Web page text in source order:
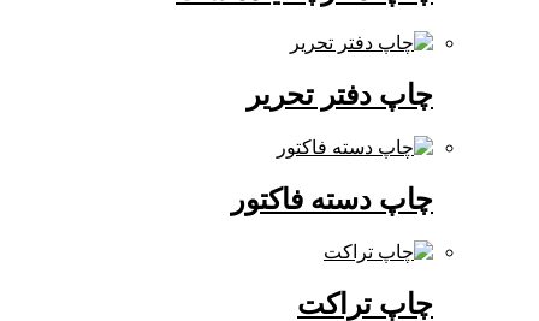
چاپ دفتر تحریر
چاپ دسته فاکتور
چاپ تراکت